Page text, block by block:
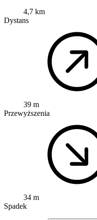
4,7 km
Dystans
39 m
Przewyższenia
34 m
Spadek